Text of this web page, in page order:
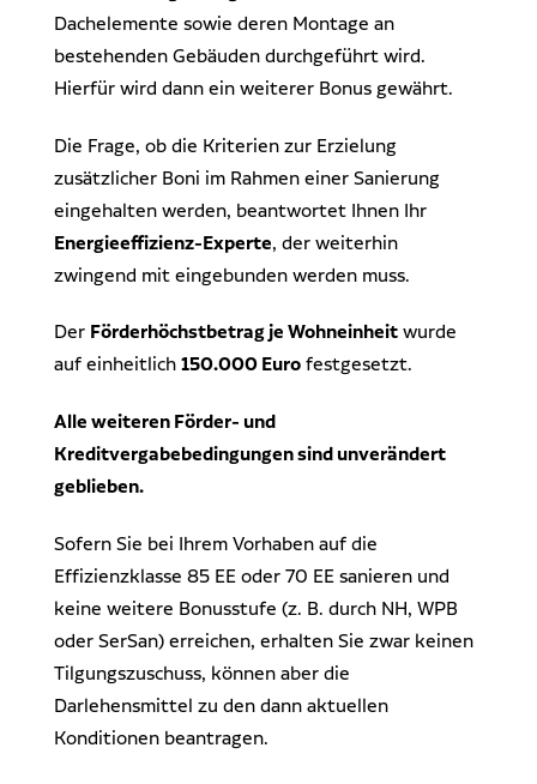
Dachelemente sowie deren Montage an
bestehenden Gebäuden durchgeführt wird.
Hierfür wird dann ein weiterer Bonus gewährt.
Die Frage, ob die Kriterien zur Erzielung
zusätzlicher Boni im Rahmen einer Sanierung
eingehalten werden, beantwortet Ihnen Ihr
Energieeffizienz-Experte, der weiterhin
zwingend mit eingebunden werden muss.
Der Förderhöchstbetrag je Wohneinheitwurde
auf einheitlich 150.000 Eurofestgesetzt.
Alle weiteren Förder- und
Kreditvergabebedingungen sind unverändert
geblieben.
Sofern Sie bei Ihrem Vorhaben auf die
Effizienzklasse 85 EE oder 70 EE sanieren und
keine weitere Bonusstufe (z. B. durch NH, WPB
oder SerSan) erreichen, erhalten Sie zwar keinen
Tilgungszuschuss, können aber die
Darlehensmittel zu den dann aktuellen
Konditionen beantragen.